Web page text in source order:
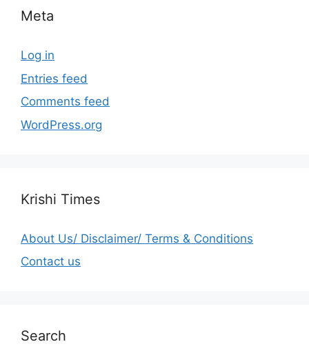
Meta
Log in
Entries feed
Comments feed
WordPress.org
Krishi Times
About Us/ Disclaimer/ Terms & Conditions
Contact us
Search